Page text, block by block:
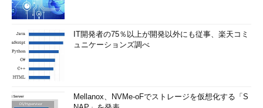
IT開発者の75％以上が開発以外にも従事、楽天コミ
ュニケーションズ調べ
Mellanox、NVMe-oFでストレージを仮想化する「S